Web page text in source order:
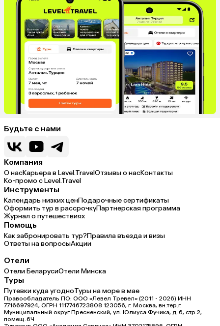
Будьте с нами
Компания
О насКарьера в Level.TravelОтзывы о насКонтакты
Ко-промо с Level.Travel
Инструменты
Календарь низких ценПодарочные сертификаты
Оформить тур в рассрочкуПартнерская программа
Журнал о путешествиях
Помощь
Как забронировать тур?Правила въезда и визы
Ответы на вопросыАкции
Отели
Отели БеларусиОтели Минска
Туры
Путевки куда угодноТуры на море в мае
Правообладатель ПО: ООО «Левел Тревел» (2011 - 2026) ИНН
7716697924, ОГРН 1117746723808 123056, г. Москва, вн.тер.г.
Муниципальный округ Пресненский, ул. Юлиуса Фучика, д.6, стр.2,
помещ.6Ч